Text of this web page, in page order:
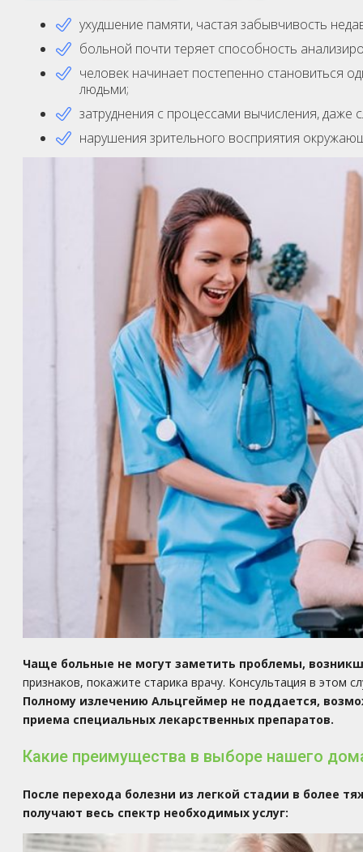
ухудшение памяти, частая забывчивость
больной почти теряет способность
человек начинает постепенно становиться
людьми;
затруднения с процессами вычисления, даже
нарушения зрительного восприятия
Чаще больные не могут заметить проблемы,
признаков, покажите старика врачу. Консультация в этом
Полному излечению Альцгеймер не поддается,
приема специальных лекарственных препаратов.
Какие преимущества в выборе нашего
После перехода болезни из легкой стадии в более
получают весь спектр необходимых услуг: